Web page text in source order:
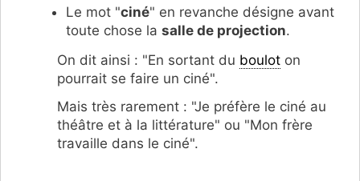
Le mot "ciné" en revanche désigne avant
toute chose la salle de projection.
On dit ainsi : "En sortant du boulot on
pourrait se faire un ciné".
Mais très rarement : "Je préfère le ciné au
théâtre et à la littérature" ou "Mon frère
travaille dans le ciné".